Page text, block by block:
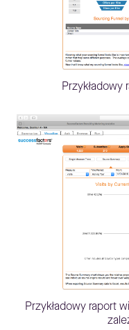
Przykładowy
Przykładowy raport